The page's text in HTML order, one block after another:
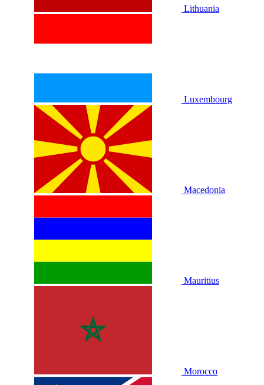
Lithuania
Luxembourg
Macedonia
Mauritius
Morocco